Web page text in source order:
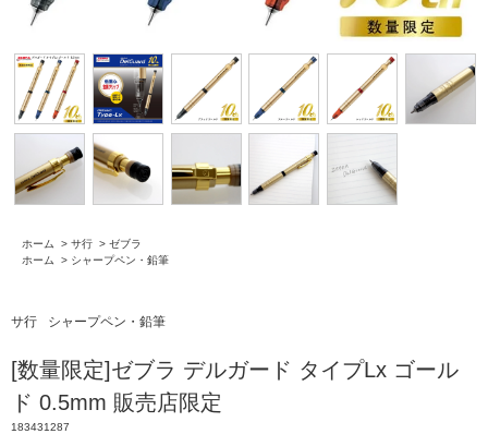
ホーム > サ行 > ゼブラ
ホーム
> シャープペン・鉛筆
サ行 シャープペン・鉛筆
[数量限定]ゼブラ デルガード タイプLx ゴール
ド 0.5mm 販売店限定
183431287